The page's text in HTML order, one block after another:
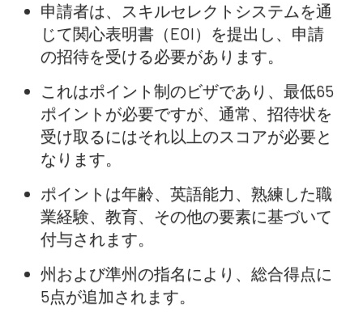
申請者は、スキルセレクトシステムを通
じて関心表明書（EOI）を提出し、申請
の招待を受ける必要があります。
これはポイント制のビザであり、最低65
ポイントが必要ですが、通常、招待状を
受け取るにはそれ以上のスコアが必要と
なります。
ポイントは年齢、英語能力、熟練した職
業経験、教育、その他の要素に基づいて
付与されます。
州および準州の指名により、総合得点に
5点が追加されます。